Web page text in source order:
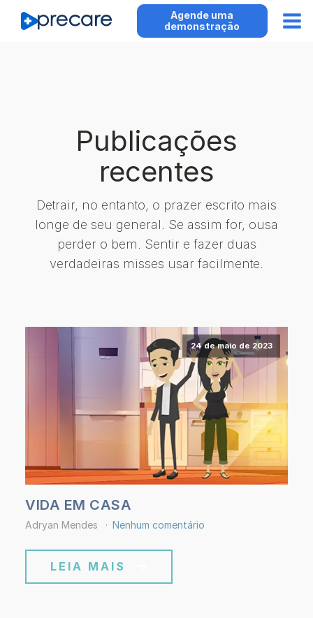
Agende uma
demonstração
Publicações
recentes
Detrair, no entanto, o prazer escrito mais
longe de seu general. Se assim for, ousa
perder o bem. Sentir e fazer duas
verdadeiras misses usar facilmente.
24 de maio de 2023
VIDA EM CASA
Adryan Mendes Nenhum comentário
LEIA MAIS